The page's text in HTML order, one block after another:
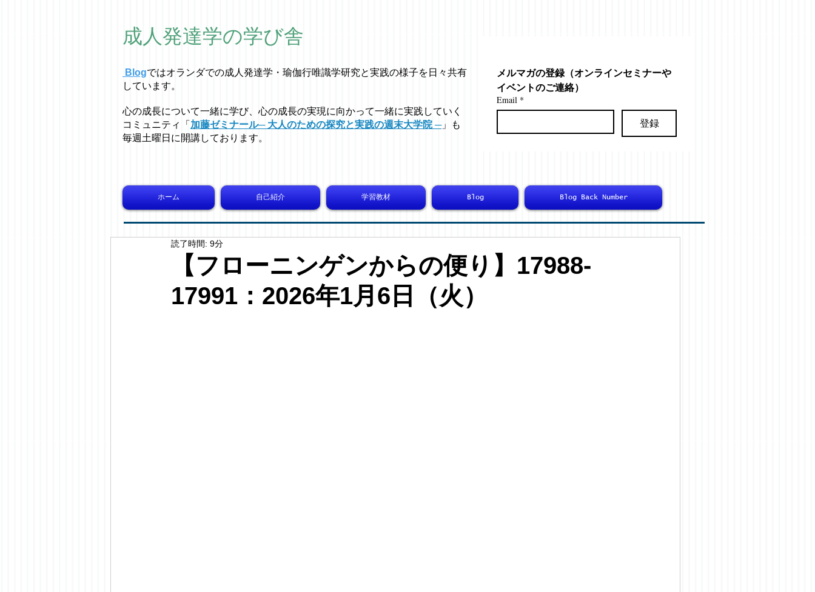
成人発達学の学び舎
Blogではオラ ンダでの成人発達学・ 瑜伽行唯識学研究と実践の様子を日々共有
しています。
心の成長について一緒に学び、心の成長の実現に向かって一緒に実践していく
コミュニティ「 加藤ゼミナール─ 大人のための探究と実践の週末大学院 ─」も
毎週土曜日に開講しております。
メルマガの登録（オンラインセミナーや
イベントのご連絡）
Email *
登録
ホーム 自己紹介 学習教材 Blog Blog Back Number
【フローニンゲンからの便り】17988-
17991：2026年1月6日（火）
読了時間: 9分